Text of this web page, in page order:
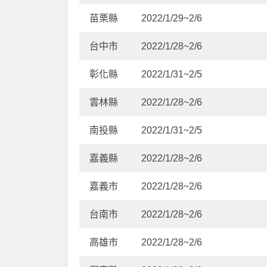
苗栗縣 2022/1/29~2/6
台中市 2022/1/28~2/6
彰化縣 2022/1/31~2/5
雲林縣 2022/1/28~2/6
南投縣 2022/1/31~2/5
嘉義縣 2022/1/28~2/6
嘉義市 2022/1/28~2/6
台南市 2022/1/28~2/6
高雄市 2022/1/28~2/6